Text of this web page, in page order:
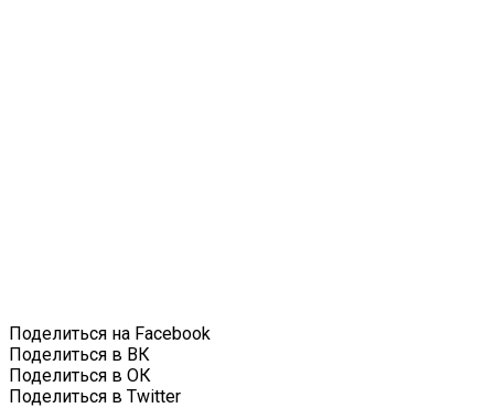
Поделиться на Facebook
Поделиться в ВК
Поделиться в ОК
Поделиться в Twitter